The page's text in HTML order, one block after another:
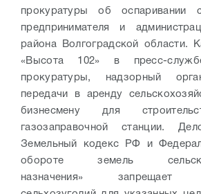
прокуратуры об оспаривании
предпринимателя и
района Волгоградской области.
«Высота 102» в пресс-
прокуратуры, надзорный
передачи в аренду
бизнесмену для
газозаправочной станции.
Земельный кодекс РФ и
обороте земель
назначения» запрещает